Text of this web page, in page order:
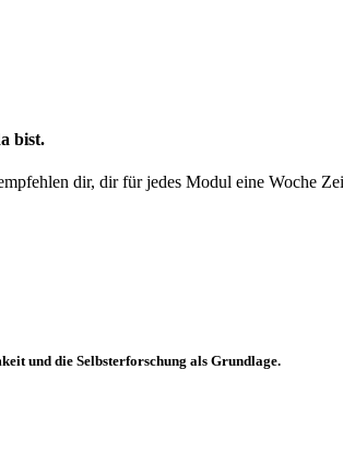
bist.
dir, dir für jedes Modul eine Woche
und die Selbsterforschung als Grundlage.